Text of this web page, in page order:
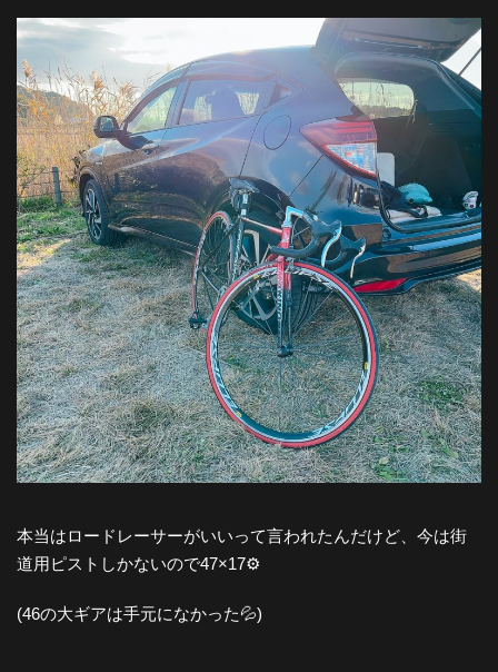
本当はロードレーサーがいいって言われたんだけど、今は街
道用ピストしかないので47×17⚙️
(46の大ギアは手元になかった💦)